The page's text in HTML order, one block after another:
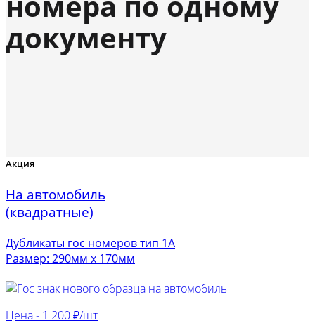
документу
Акция
На автомобиль
(квадратные)
Дубликаты гос номеров тип 1А
Размер: 290мм х 170мм
Цена - 1 200 ₽/шт